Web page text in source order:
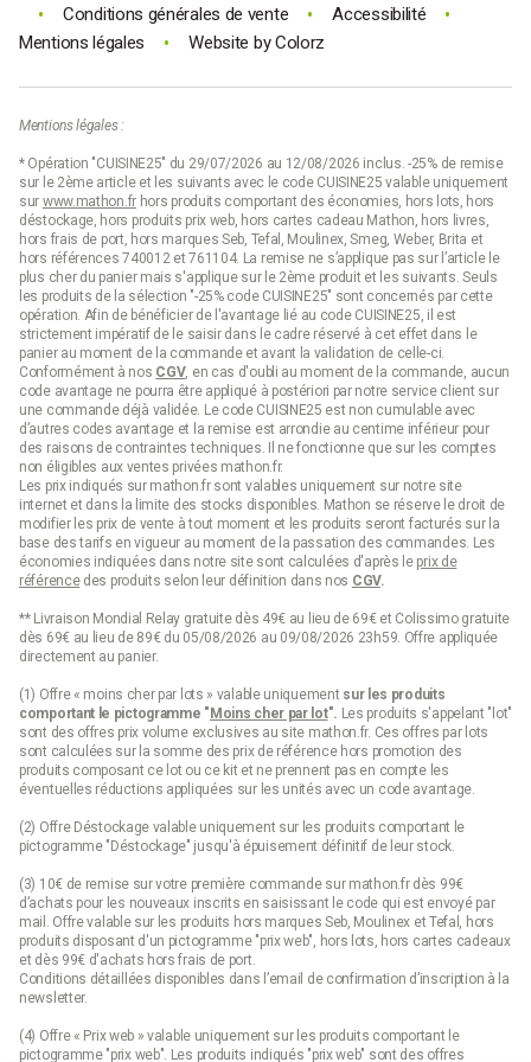
• Conditions générales de vente • Accessibilité •
Mentions légales • Website byColorz
Mentions légales :
* Opération "CUISINE25" du 29/07/2026 au 12/08/2026 inclus. -25% de remise
sur le 2ème article et les suivants avec le code CUISINE25 valable uniquement
sur www.mathon.frhors produits comportant des économies, hors lots, hors
déstockage, hors produits prix web, hors cartes cadeau Mathon, hors livres,
hors frais de port, hors marques Seb, Tefal, Moulinex, Smeg, Weber, Brita et
hors références 740012 et 761104. La remise ne s’applique pas sur l’article le
plus cher du panier mais s'applique sur le 2ème produit et les suivants. Seuls
les produits de la sélection "-25% code CUISINE25" sont concernés par cette
opération. Afin de bénéficier de l'avantage lié au code CUISINE25, il est
strictement impératif de le saisir dans le cadre réservé à cet effet dans le
panier au moment de la commande et avant la validation de celle-ci.
Conformément à nos CGV, en cas d'oubli au moment de la commande, aucun
code avantage ne pourra être appliqué à postériori par notre service client sur
une commande déjà validée. Le code CUISINE25 est non cumulable avec
d’autres codes avantage et la remise est arrondie au centime inférieur pour
des raisons de contraintes techniques. Il ne fonctionne que sur les comptes
non éligibles aux ventes privées mathon.fr.
Les prix indiqués sur mathon.fr sont valables uniquement sur notre site
internet et dans la limite des stocks disponibles. Mathon se réserve le droit de
modifier les prix de vente à tout moment et les produits seront facturés sur la
base des tarifs en vigueur au moment de la passation des commandes. Les
économies indiquées dans notre site sont calculées d'après le prix de
référencedes produits selon leur définition dans nos CGV.
** Livraison Mondial Relay gratuite dès 49€ au lieu de 69€ et Colissimo gratuite
dès 69€ au lieu de 89€ du 05/08/2026 au 09/08/2026 23h59. Offre appliquée
directement au panier.
(1) Offre « moins cher par lots » valable uniquement sur les produits
comportant le pictogramme "Moins cher par lot". Les produits s'appelant "lot"
sont des offres prix volume exclusives au site mathon.fr. Ces offres par lots
sont calculées sur la somme des prix de référence hors promotion des
produits composant ce lot ou ce kit et ne prennent pas en compte les
éventuelles réductions appliquées sur les unités avec un code avantage.
(2) Offre Déstockage valable uniquement sur les produits comportant le
pictogramme "Déstockage" jusqu'à épuisement définitif de leur stock.
(3) 10€ de remise sur votre première commande sur mathon.fr dès 99€
d’achats pour les nouveaux inscrits en saisissant le code qui est envoyé par
mail. Offre valable sur les produits hors marques Seb, Moulinex et Tefal, hors
produits disposant d'un pictogramme "prix web", hors lots, hors cartes cadeaux
et dès 99€ d'achats hors frais de port.
Conditions détaillées disponibles dans l’email de confirmation d’inscription à la
newsletter.
(4) Offre « Prix web » valable uniquement sur les produits comportant le
pictogramme "prix web". Les produits indiqués "prix web" sont des offres